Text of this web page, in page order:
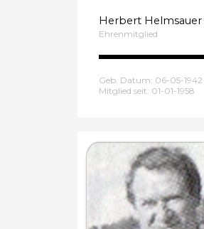
Herbert Helmsauer
Ehrenmitglied
Geb. Datum: 06-05-1942
Mitglied seit: 01-01-1958